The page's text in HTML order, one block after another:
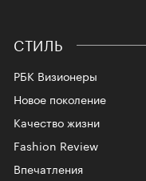
СТИЛЬ
РБК Визионеры
Новое поколение
Качество жизни
Fashion Review
Впечатления